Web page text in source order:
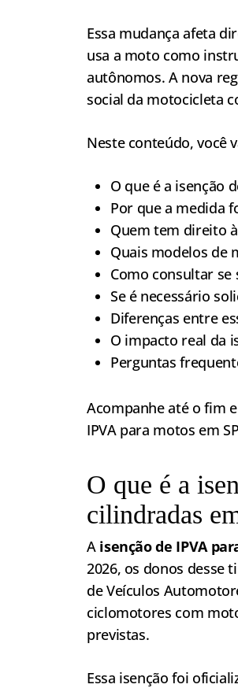
Essa mudança afeta
usa a moto como
autônomos. A nova
social da motocicleta
Neste conteúdo, você
O que é a isenção
Por que a medida
Quem tem direito
Quais modelos de
Como consultar
Se é necessário
Diferenças entre
O impacto real da
Perguntas
Acompanhe até o fim
IPVA para motos em
O que é a
cilindradas
A isenção de IPVA
2026, os donos desse
de Veículos
ciclomotores com
previstas.
Essa isenção foi